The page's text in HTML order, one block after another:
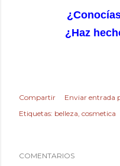
¿Haz
Compartir
Enviar entrada
Etiquetas: belleza cosmetica
COMENTARIOS